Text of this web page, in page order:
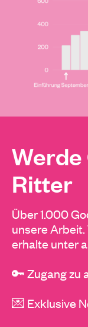
Werde
Ritter
Über 1.000
unsere
erhalte unter
🔑 Zugang zu
💌 Exklusive